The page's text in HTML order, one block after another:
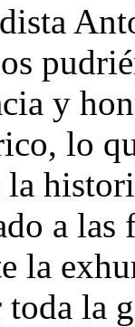
y
lo
a las
la
la